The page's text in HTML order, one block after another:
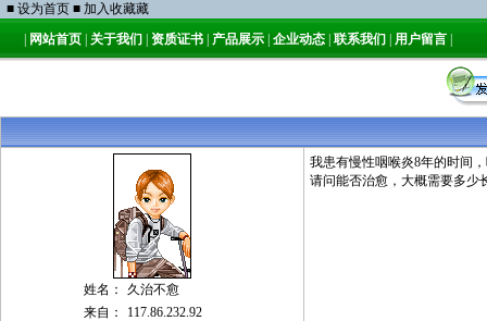
■ 设为首页 ■ 加入收藏藏
网站首页| 关于我们 资质证书| 产品展示| 企业动态| 联系我们 用户留言|
姓名：
久治不愈
来自：
117.86.232.92
我患有慢性咽喉炎8年的时间
请问能否治愈，大概需要多少